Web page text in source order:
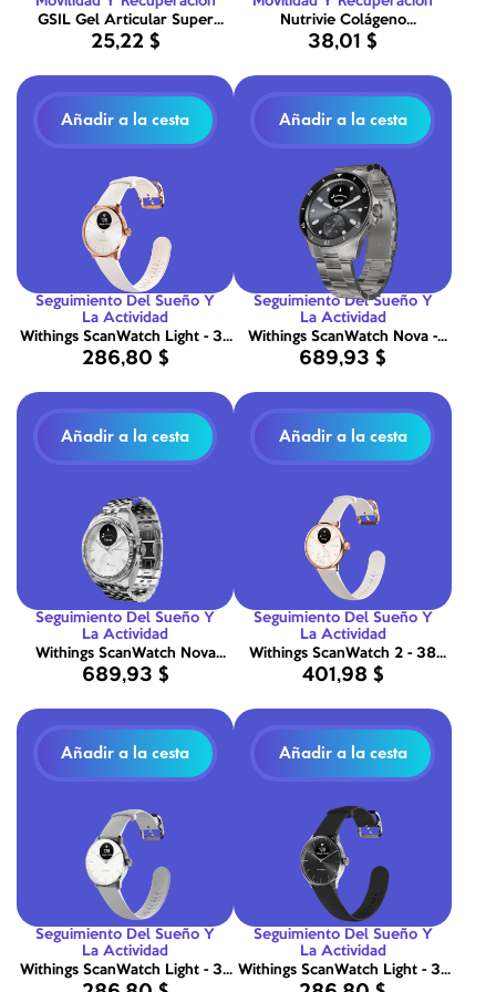
GSIL Gel Articular Super
Concentrado 200ml
25,22 $
Nutrivie Colágeno
Articulaciones 300g
38,01 $
Añadir a la cesta
Seguimiento Del Sueño Y
La Actividad
Withings ScanWatch Light - 37
mm Arena y Oro rosa
286,80 $
Añadir a la cesta
Seguimiento Del Sueño Y
La Actividad
Withings ScanWatch Nova -
42mm Negro
689,93 $
Añadir a la cesta
Seguimiento Del Sueño Y
La Actividad
Withings ScanWatch Nova
Brilliant - Gris titanio
689,93 $
Añadir a la cesta
Seguimiento Del Sueño Y
La Actividad
Withings ScanWatch 2 - 38
mm Arena y Oro rosa
401,98 $
Añadir a la cesta
Seguimiento Del Sueño Y
La Actividad
Withings ScanWatch Light - 37
Añadir a la cesta
Seguimiento Del Sueño Y
La Actividad
Withings ScanWatch Light - 37